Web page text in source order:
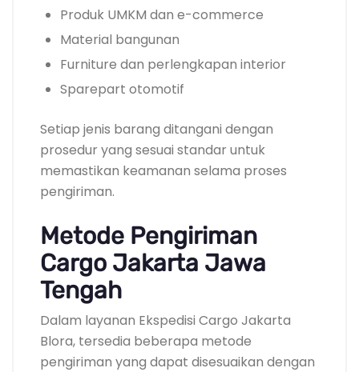
Produk UMKM dan e-commerce
Material bangunan
Furniture dan perlengkapan interior
Sparepart otomotif
Setiap jenis barang ditangani dengan
prosedur yang sesuai standar untuk
memastikan keamanan selama proses
pengiriman.
Metode Pengiriman
Cargo Jakarta Jawa
Tengah
Dalam layanan Ekspedisi Cargo Jakarta
Blora, tersedia beberapa metode
pengiriman yang dapat disesuaikan dengan